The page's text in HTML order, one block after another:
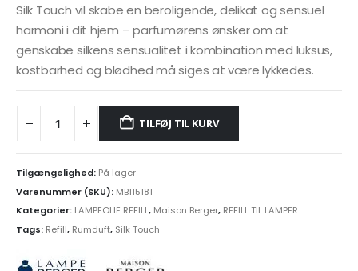
Silk Touch vil skabe en beroligende, delikat og sensuel
harmoni i dit hjem – parfumørens ønsker om at
genskabe silkens sensualitet i kombination med luksus,
kostbarhed og blødhed må siges at være lykkedes.
TILFØJ TIL KURV
Tilgængelighed: På lager
Varenummer (SKU): MB115181
Kategorier: LAMPEOLIE REFILL, Maison Berger, REFILL TIL LAMPER
Tags: Refill, Rumduft, Silk Touch